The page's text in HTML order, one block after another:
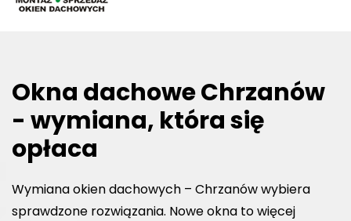
Okna dachowe Chrzanów
- wymiana, która się
opłaca
Wymiana okien dachowych – Chrzanów wybiera
sprawdzone rozwiązania. Nowe okna to więcej